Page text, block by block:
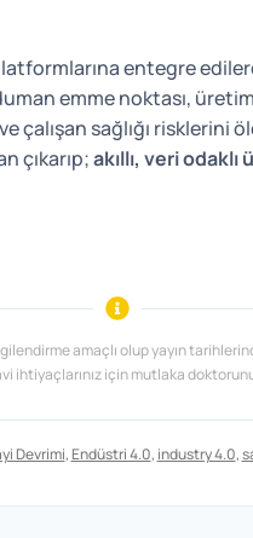
entegre
emme noktası,
çalışan sağlığı
çıkarıp;akıllı, veri
amaçlı olup yayın
ihtiyaçlarınız için mutlaka
Devrimi, Endüstri 4.0, industry 4.0,